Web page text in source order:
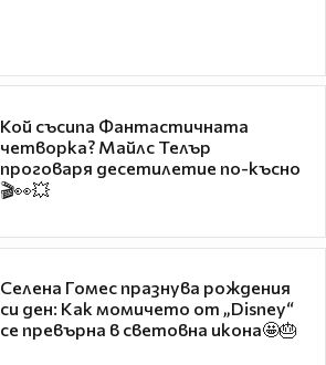
Кой съсипа Фантастичната
четворка? Майлс Телър
проговаря десетилетие по-късно
🎬👀💥
Селена Гомес празнува рождения
си ден: Как момичето от „Disney“
се превърна в световна икона🤩🎂